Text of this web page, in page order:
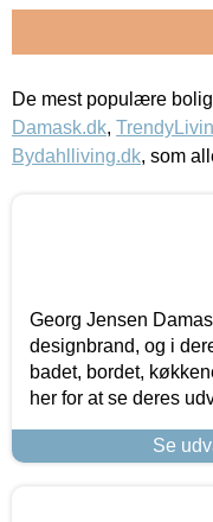
De mest populære
Damask.dk,
Bydahlliving.dk, som
Georg Jensen
designbrand, og i
badet, bordet,
her for at se deres
Se